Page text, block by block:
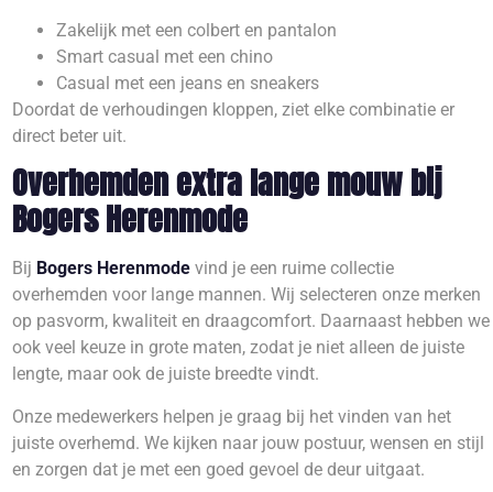
Zakelijk met een colbert en pantalon
Smart casual met een chino
Casual met een jeans en sneakers
Doordat de verhoudingen kloppen, ziet elke combinatie er
direct beter uit.
Overhemden extra lange mouw bij
Bogers Herenmode
Bij Bogers Herenmode vind je een ruime collectie
overhemden voor lange mannen. Wij selecteren onze merken
op pasvorm, kwaliteit en draagcomfort. Daarnaast hebben we
ook veel keuze in grote maten, zodat je niet alleen de juiste
lengte, maar ook de juiste breedte vindt.
Onze medewerkers helpen je graag bij het vinden van het
juiste overhemd. We kijken naar jouw postuur, wensen en stijl
en zorgen dat je met een goed gevoel de deur uitgaat.